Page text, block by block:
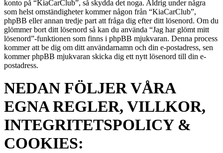
konto på “KiaCarClub”, så skydda det noga. Aldrig under några
som helst omständigheter kommer någon från “KiaCarClub”,
phpBB eller annan tredje part att fråga dig efter ditt lösenord. Om du
glömmer bort ditt lösenord så kan du använda “Jag har glömt mitt
lösenord”-funktionen som finns i phpBB mjukvaran. Denna process
kommer att be dig om ditt användarnamn och din e-postadress, sen
kommer phpBB mjukvaran skicka dig ett nytt lösenord till din e-
postadress.
NEDAN FÖLJER VÅRA
EGNA REGLER, VILLKOR,
INTEGRITETSPOLICY &
COOKIES: